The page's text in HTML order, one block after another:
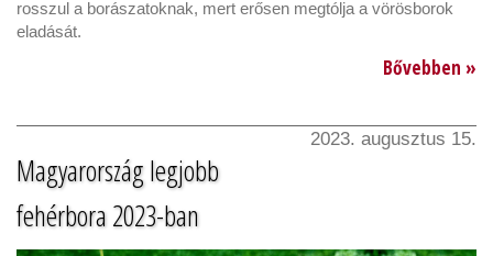
rosszul a borászatoknak, mert erősen megtólja a vörösborok
eladását.
Bővebben »
2023. augusztus 15.
Magyarország legjobb
fehérbora 2023-ban